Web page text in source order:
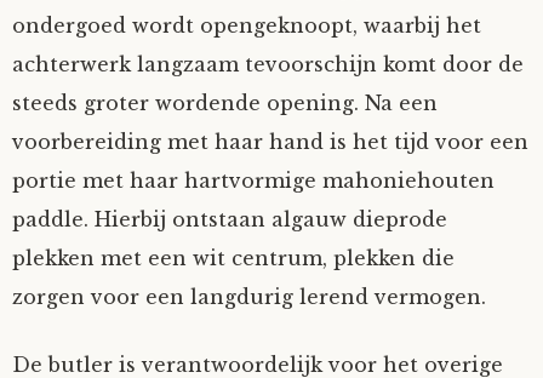
ondergoed wordt opengeknoopt, waarbij het
achterwerk langzaam tevoorschijn komt door de
steeds groter wordende opening. Na een
voorbereiding met haar hand is het tijd voor een
portie met haar hartvormige mahoniehouten
paddle. Hierbij ontstaan algauw dieprode
plekken met een wit centrum, plekken die
zorgen voor een langdurig lerend vermogen.
De butler is verantwoordelijk voor het overige